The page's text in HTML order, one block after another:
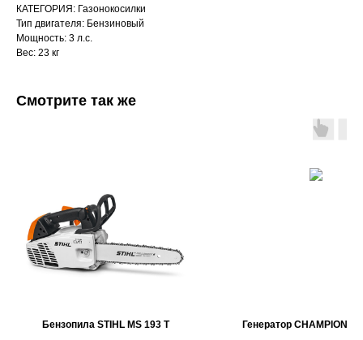
КАТЕГОРИЯ: Газонокосилки
Тип двигателя: Бензиновый
Мощность: 3 л.с.
Вес: 23 кг
Смотрите так же
Бензопила STIHL MS 193 T
Генератор CHAMPION